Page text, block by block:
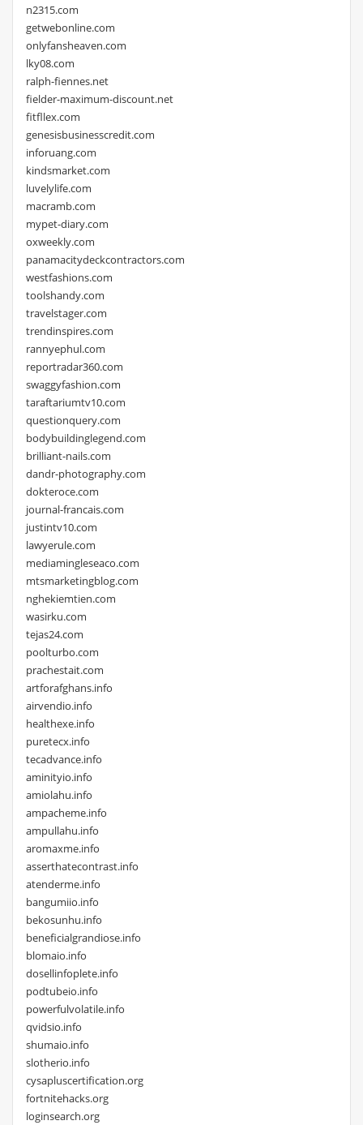
n2315.com
getwebonline.com
onlyfansheaven.com
lky08.com
ralph-fiennes.net
fielder-maximum-discount.net
fitfllex.com
genesisbusinesscredit.com
inforuang.com
kindsmarket.com
luvelylife.com
macramb.com
mypet-diary.com
oxweekly.com
panamacitydeckcontractors.com
westfashions.com
toolshandy.com
travelstager.com
trendinspires.com
rannyephul.com
reportradar360.com
swaggyfashion.com
taraftariumtv10.com
questionquery.com
bodybuildinglegend.com
brilliant-nails.com
dandr-photography.com
dokteroce.com
journal-francais.com
justintv10.com
lawyerule.com
mediamingleseaco.com
mtsmarketingblog.com
nghekiemtien.com
wasirku.com
tejas24.com
poolturbo.com
prachestait.com
artforafghans.info
airvendio.info
healthexe.info
puretecx.info
tecadvance.info
aminityio.info
amiolahu.info
ampacheme.info
ampullahu.info
aromaxme.info
asserthatecontrast.info
atenderme.info
bangumiio.info
bekosunhu.info
beneficialgrandiose.info
blomaio.info
dosellinfoplete.info
podtubeio.info
powerfulvolatile.info
qvidsio.info
shumaio.info
slotherio.info
cysapluscertification.org
fortnitehacks.org
loginsearch.org